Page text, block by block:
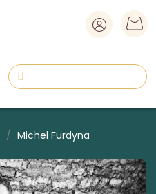
Michel Furdyna